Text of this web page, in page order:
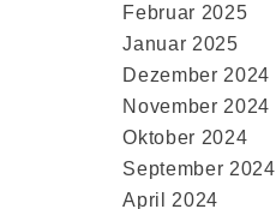
Februar 2025
Januar 2025
Dezember 2024
November 2024
Oktober 2024
September 2024
April 2024